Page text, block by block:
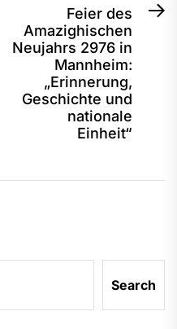
Feier des
Amazighischen
Neujahrs 2976 in
Mannheim:
„Erinnerung,
Geschichte und
nationale
Einheit“
Search